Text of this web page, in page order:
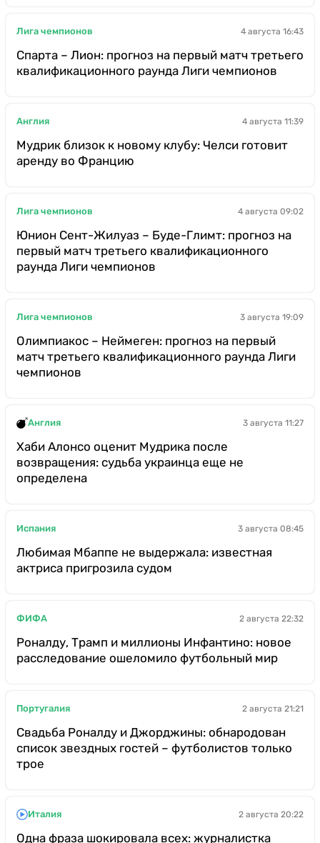
Лига чемпионов 4 августа 16:43
Спарта – Лион: прогноз на первый матч третьего
квалификационного раунда Лиги чемпионов
Англия 4 августа 11:39
Мудрик близок к новому клубу: Челси готовит
аренду во Францию
Лига чемпионов 4 августа 09:02
Юнион Сент-Жилуаз – Буде-Глимт: прогноз на
первый матч третьего квалификационного
раунда Лиги чемпионов
Лига чемпионов 3 августа 19:09
Олимпиакос – Неймеген: прогноз на первый
матч третьего квалификационного раунда Лиги
чемпионов
Англия 3 августа 11:27
Хаби Алонсо оценит Мудрика после
возвращения: судьба украинца еще не
определена
Испания 3 августа 08:45
Любимая Мбаппе не выдержала: известная
актриса пригрозила судом
ФИФА 2 августа 22:32
Роналду, Трамп и миллионы Инфантино: новое
расследование ошеломило футбольный мир
Португалия 2 августа 21:21
Свадьба Роналду и Джорджины: обнародован
список звездных гостей – футболистов только
трое
Италия 2 августа 20:22
Одна фраза шокировала всех: журналистка